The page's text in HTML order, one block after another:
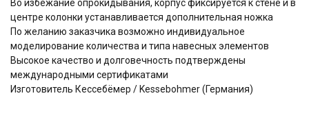
Во избежание опрокидывания, корпус фиксируется к стене и в
центре колонки устанавливается дополнительная ножка
По желанию заказчика возможно индивидуальное
моделирование количества и типа навесных элементов
Высокое качество и долговечность подтверждены
международными сертификатами
Изготовитель Кессебёмер / Kessebohmer (Германия)